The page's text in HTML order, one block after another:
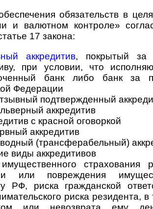
обязательств в
и валютном контроле»
17 закона:
аккредитив, покрытый за
при условии, что
банк либо банк за
Федерации
подтвержденный
аккредитив
с красной оговоркой
аккредитив
(трансферабельный)
виды аккредитивов
страхования
или повреждения
РФ, риска гражданской
риска резидента,